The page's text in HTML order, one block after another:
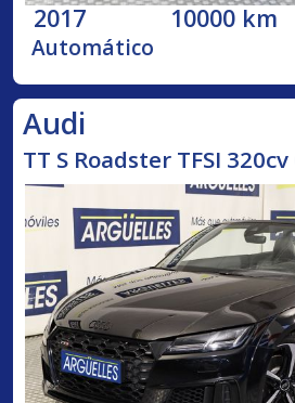
2017 10000 km
Automático
Audi
TT S Roadster TFSI